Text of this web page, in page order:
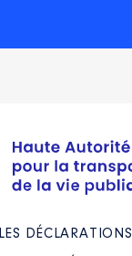
LES DÉCLARATIONS